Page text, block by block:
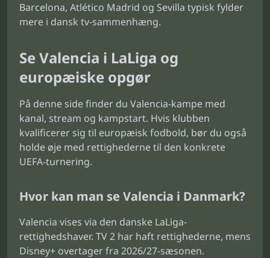
Barcelona, Atlético Madrid og Sevilla typisk fylder
mere i dansk tv-sammenhæng.
Se Valencia i LaLiga og
europæiske opgør
På denne side finder du Valencia-kampe med
kanal, stream og kampstart. Hvis klubben
kvalificerer sig til europæisk fodbold, bør du også
holde øje med rettighederne til den konkrete
UEFA-turnering.
Hvor kan man se Valencia i Danmark?
Valencia vises via den danske LaLiga-
rettighedshaver. TV 2 har haft rettighederne, mens
Disney+ overtager fra 2026/27-sæsonen.